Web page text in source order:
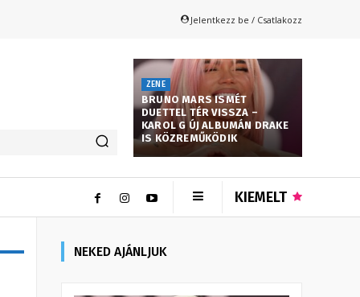
Jelentkezz be / Csatlakozz
ZENE
BRUNO MARS ISMÉT
DUETTEL TÉR VISSZA –
KAROL G ÚJ ALBUMÁN DRAKE
IS KÖZREMŰKÖDIK
KIEMELT
NEKED AJÁNLJUK